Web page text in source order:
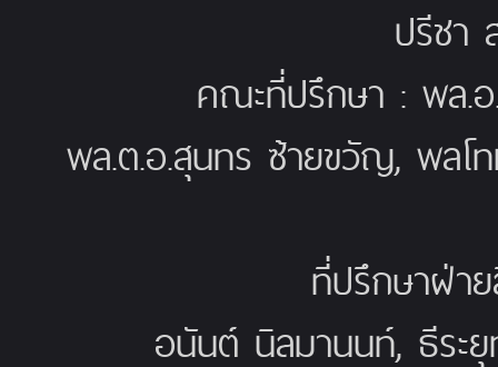
ปรีชา
คณะที่ปรึกษา : พล.
พล.ต.อ.สุนทร ซ้ายขวัญ, พล
ที่ปรึกษาฝ่า
อนันต์ นิลมานนท์, ธีร